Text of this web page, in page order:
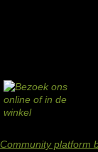
Community platform